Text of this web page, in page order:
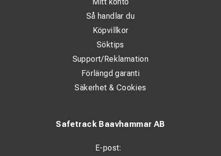
Safetrack Baavhammar AB
E-post:
Så handlar du
Köpvillkor
Söktips
Support/Reklamation
Förlängd garanti
Säkerhet & Cookies